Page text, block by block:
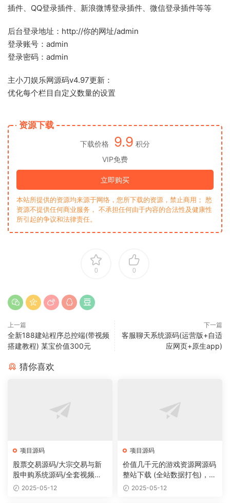
插件、QQ登录插件、新浪微博登录插件、微信登录插件等等
后台登录地址：http://你的网址/admin
登录账号：admin
登录密码：admin
主小刀娱乐网源码v4.97更新：
优化每个栏目自定义数量的设置
资源下载
下载价格 9.9 积分
VIP免费
立即购买
本站所提供的资源均来源于网络，您所下载的资源，禁止商用； 愁
资源不提供任何商业服务， 不承担任何由于内容的合法性及健康性
所引起的争议和法律责任。
0 0
上一篇
全新188建站程序总控端(带视频
搭建教程) 某宝价值300元
下一篇
客服聊天系统源码(运营版+自适
应网页+原生app)
猜你喜欢
项目源码
股票交易源码/大宗交易与新
股申购系统源码/全套视频教
程 2025-05-12
项目源码
价值几千元的游戏资源网源码
整站下载 (全站数据打包)，数
据里面有200多个宝贝。
2025-05-12